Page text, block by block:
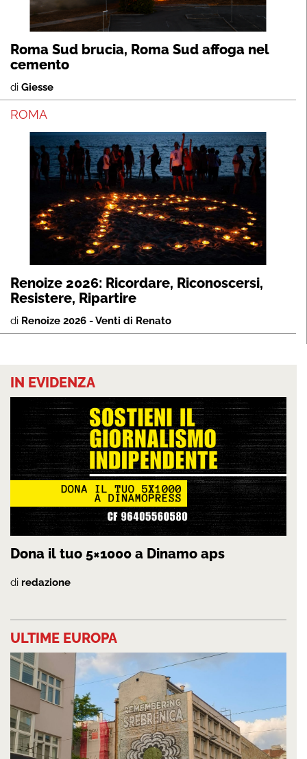
Roma Sud brucia, Roma Sud affoga nel
cemento
di Giesse
ROMA
Renoize 2026: Ricordare, Riconoscersi,
Resistere, Ripartire
di Renoize 2026 - Venti di Renato
IN EVIDENZA
Dona il tuo 5×1000 a Dinamo aps
di redazione
ULTIME EUROPA